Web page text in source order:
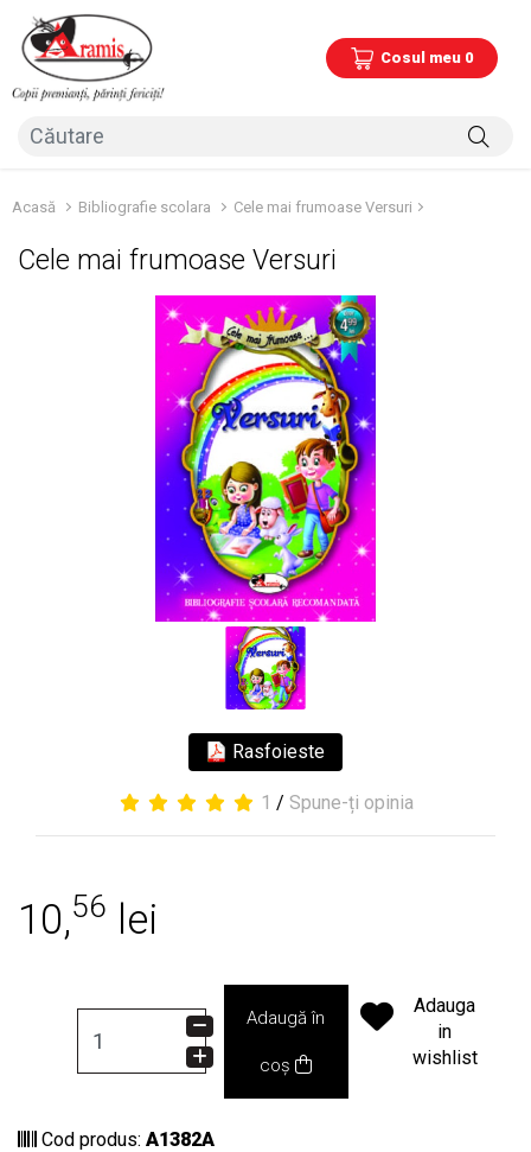
Cosul meu 0
Acasă Bibliografie scolara Cele mai frumoase Versuri
Cele mai frumoase Versuri
Rasfoieste
1 / Spune-ți opinia
10,56 lei
Adaugă în
coș
Adauga
in
wishlist
Cod produs: A1382A